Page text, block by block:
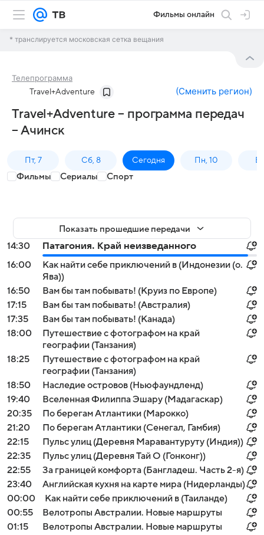
Фильмы онлайн
* транслируется московская сетка вещания
Телепрограмма
Travel+Adventure (Сменить регион)
Travel+Adventure – программа передач
– Ачинск
Пт, 7 Сб, 8 Сегодня Пн, 10
Фильмы Сериалы Спорт
Показать прошедшие передачи
14:30
Патагония. Край неизведанного
16:00
Как найти себе приключений в (Индонезии (о.
Ява))
16:50
Вам бы там побывать! (Круиз по Европе)
17:15
Вам бы там побывать! (Австралия)
17:35
Вам бы там побывать! (Канада)
18:00
Путешествие с фотографом на край
географии (Танзания)
18:25
Путешествие с фотографом на край
географии (Танзания)
18:50
Наследие островов (Ньюфаундленд)
19:40
Вселенная Филиппа Эшару (Мадагаскар)
20:35
По берегам Атлантики (Марокко)
21:20
По берегам Атлантики (Сенегал, Гамбия)
22:15
Пульс улиц (Деревня Маравантуруту (Индия))
22:35
Пульс улиц (Деревня Тай О (Гонконг))
22:55
За границей комфорта (Бангладеш. Часть 2-я)
23:40
Английская кухня на карте мира (Нидерланды)
00:00
Как найти себе приключений в (Таиланде)
00:55
Велотропы Австралии. Новые маршруты
01:15
Велотропы Австралии. Новые маршруты